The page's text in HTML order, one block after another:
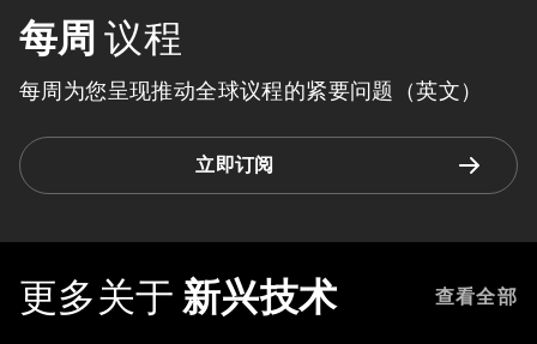
每周 议程
每周为您呈现推动全球议程的紧要问题（英文）
立即订阅
更多关于 新兴技术 查看全部